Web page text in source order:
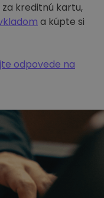
kreditnú kartu,
a kúpte si
odpovede na